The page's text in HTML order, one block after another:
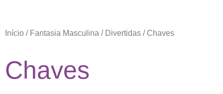
Início / Fantasia Masculina / Divertidas / Chaves
Chaves